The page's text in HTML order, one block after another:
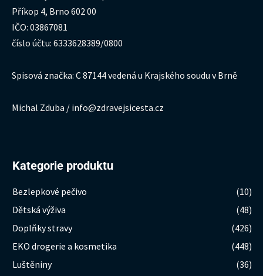
Příkop 4, Brno 602 00
IČO: 03867081
číslo účtu: 6333628389/0800
Spisová značka: C 87144 vedená u Krajského soudu v Brně
Michal Zduba / info@zdravejsicesta.cz
Kategorie produktu
Bezlepkové pečivo
(10)
Dětská výživa
(48)
Doplňky stravy
(426)
EKO drogerie a kosmetika
(448)
Luštěniny
(36)